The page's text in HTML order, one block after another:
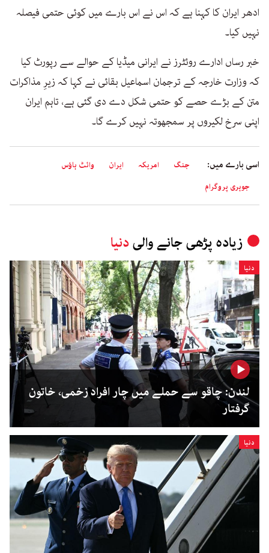
ادھر ایران کا کہنا ہے کہ اس نے اس بارے میں کوئی حتمی فیصلہ
نہیں کیا۔
خبر رساں ادارے روئٹرز نے ایرانی میڈیا کے حوالے سے رپورٹ کیا
کہ وزارت خارجہ کے ترجمان اسماعیل بقائی نے کہا کہ زیرِ مذاکرات
متن کے بڑے حصے کو حتمی شکل دے دی گئی ہے، تاہم ایران
اپنی سرخ لکیروں پر سمجھوتہ نہیں کرے گا۔
اسی بارے میں: جنگ امریکہ ایران
وائٹ ہاؤس
جوہری پروگرام
زیادہ پڑھی جانے والیدنیا
دنیا
لندن: چاقو سے حملے میں چار افراد زخمی، خاتون
گرفتار
دنیا